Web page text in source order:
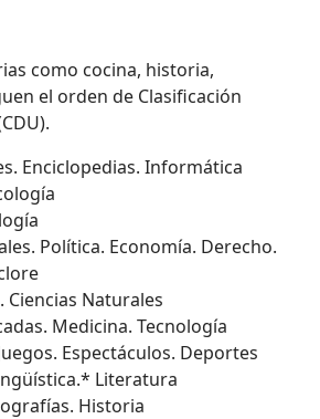
como cocina, historia,
el orden de Clasificación
Enciclopedias. Informática
Política. Economía. Derecho.
Ciencias Naturales
Medicina. Tecnología
Espectáculos. Deportes
Literatura
Historia